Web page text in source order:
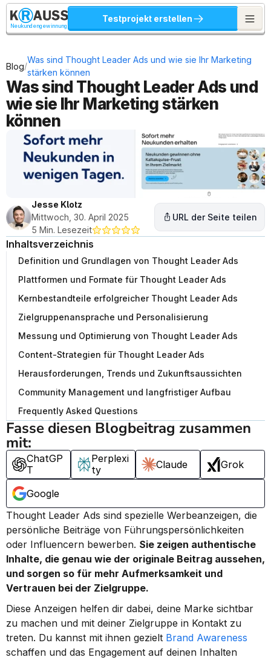
Neukundengewinnung
Testprojekt erstellen
Blog/
Was sind Thought Leader Ads und wie sie Ihr Marketing
stärken können
Was sind Thought Leader Ads und
wie sie Ihr Marketing stärken
können
Jesse Klotz
Mittwoch, 30. April 2025
5 Min. Lesezeit
URL der Seite teilen
Inhaltsverzeichnis
Definition und Grundlagen von Thought Leader Ads
Plattformen und Formate für Thought Leader Ads
Kernbestandteile erfolgreicher Thought Leader Ads
Zielgruppenansprache und Personalisierung
Messung und Optimierung von Thought Leader Ads
Content-Strategien für Thought Leader Ads
Herausforderungen, Trends und Zukunftsaussichten
Community Management und langfristiger Aufbau
Frequently Asked Questions
Fasse diesen Blogbeitrag zusammen
mit:
ChatGP
T
Perplexi
ty
Claude Grok
Google
Thought Leader Ads sind spezielle Werbeanzeigen, die
persönliche Beiträge von Führungspersönlichkeiten
oder Influencern bewerben. Sie zeigen authentische
Inhalte, die genau wie der originale Beitrag aussehen,
und sorgen so für mehr Aufmerksamkeit und
Vertrauen bei der Zielgruppe.
Diese Anzeigen helfen dir dabei, deine Marke sichtbar
zu machen und mit deiner Zielgruppe in Kontakt zu
treten. Du kannst mit ihnen gezielt Brand Awareness
schaffen und das Engagement auf deinen Inhalten